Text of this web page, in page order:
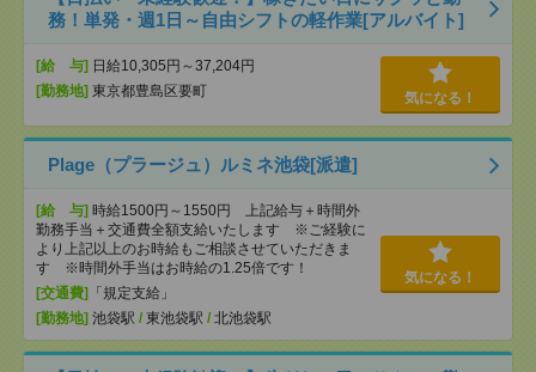
務！単発・週1日～自由シフトの軽作業[アルバイト]
[給 与] 日給10,305円～37,204円
[勤務地] 東京都豊島区要町 気になる！
Plage（プラージュ）ルミネ池袋[派遣]
[給 与] 時給1500円～1550円 上記給与＋時間外
勤務手当＋交通費全額支給いたします ※ご経験に
より上記以上のお時給もご相談させていただきま
す ※時間外手当はお時給の1.25倍です！
[交通費]
「規定支給」
[勤務地] 池袋駅 / 東池袋駅 / 北池袋駅
気になる！